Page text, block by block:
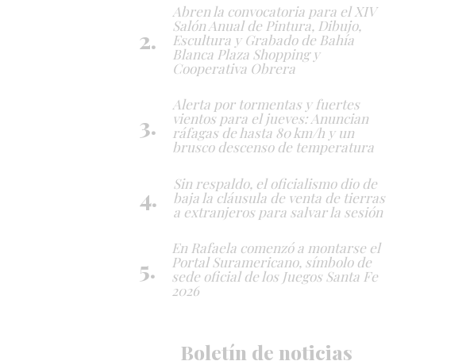
Abren la convocatoria para el XIV
Salón Anual de Pintura, Dibujo,
Escultura y Grabado de Bahía
Blanca Plaza Shopping y
Cooperativa Obrera
Alerta por tormentas y fuertes
vientos para el jueves: Anuncian
ráfagas de hasta 80 km/h y un
brusco descenso de temperatura
Sin respaldo, el oficialismo dio de
baja la cláusula de venta de tierras
a extranjeros para salvar la sesión
En Rafaela comenzó a montarse el
Portal Suramericano, símbolo de
sede oficial de los Juegos Santa Fe
2026
Boletín de noticias